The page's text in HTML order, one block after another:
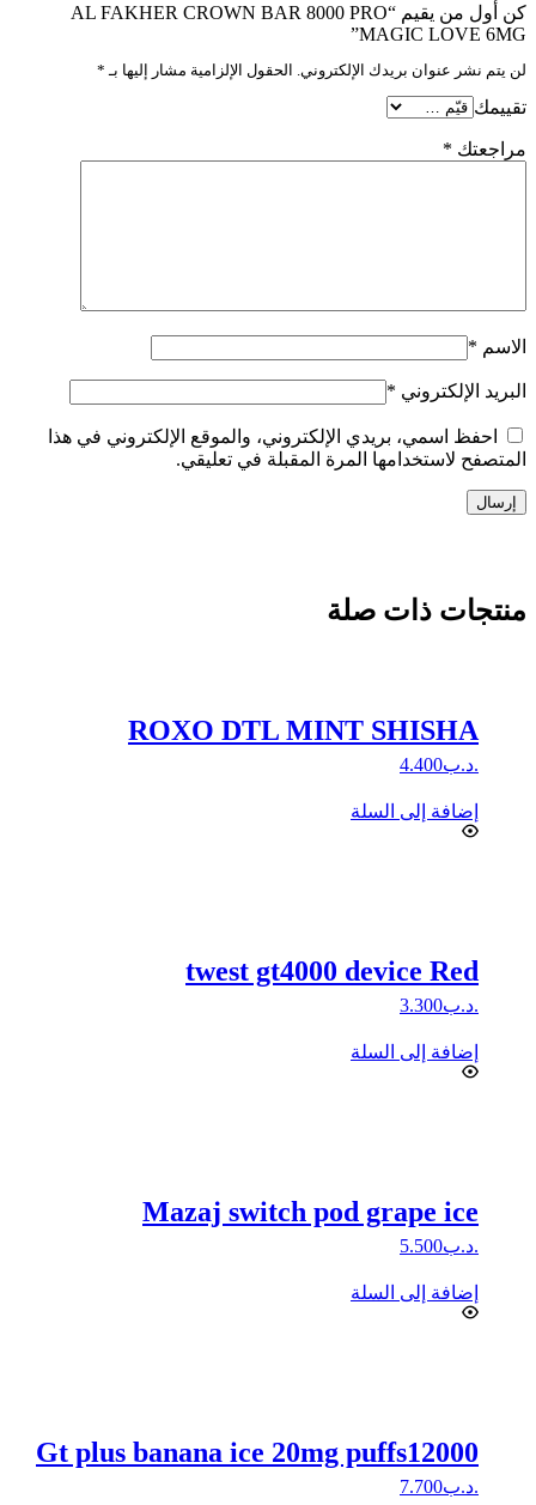
كن أول من يقيم “AL FAKHER CROWN BAR 8000 PRO
MAGIC LOVE 6MG”
لن يتم نشر عنوان بريدك الإلكتروني. الحقول الإلزامية مشار إليها بـ *
تقييمك
مراجعتك *
الاسم *
البريد الإلكتروني *
احفظ اسمي، بريدي الإلكتروني، والموقع الإلكتروني في هذا
المتصفح لاستخدامها المرة المقبلة في تعليقي.
إرسال
منتجات ذات صلة
ROXO DTL MINT SHISHA
.د.ب4.400
إضافة إلى السلة
twest gt4000 device Red
.د.ب3.300
إضافة إلى السلة
Mazaj switch pod grape ice
.د.ب5.500
إضافة إلى السلة
Gt plus banana ice 20mg puffs12000
.د.ب7.700